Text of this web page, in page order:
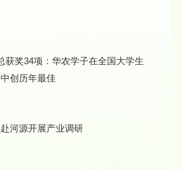
获奖34项：华农学子在全国大学生
创历年最佳
河源开展产业调研